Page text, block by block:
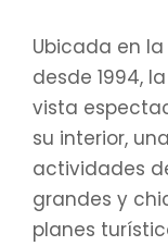
Ubicada en
desde 1994,
vista
su interior,
actividades
grandes y
planes